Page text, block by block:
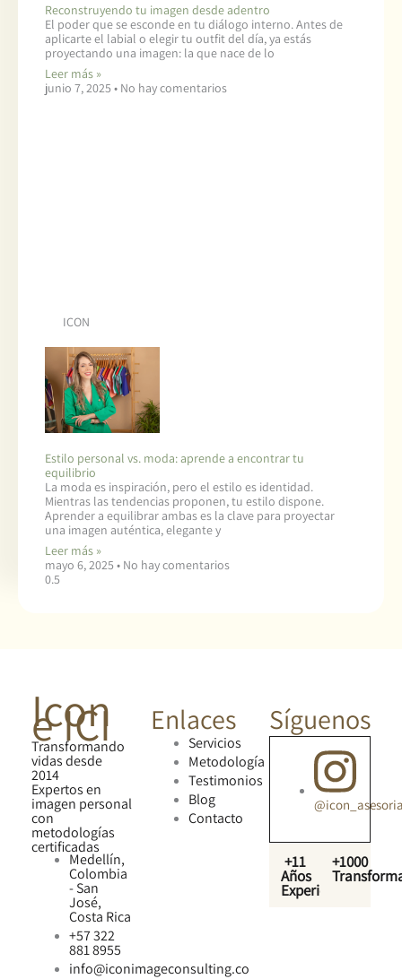
Reconstruyendo tu imagen desde adentro
El poder que se esconde en tu diálogo interno. Antes de
aplicarte el labial o elegir tu outfit del día, ya estás
proyectando una imagen: la que nace de lo
Leer más »
junio 7, 2025
No hay comentarios
ICON
Estilo personal vs. moda: aprende a encontrar tu
equilibrio
La moda es inspiración, pero el estilo es identidad.
Mientras las tendencias proponen, tu estilo dispone.
Aprender a equilibrar ambas es la clave para proyectar
una imagen auténtica, elegante y
Leer más »
mayo 6, 2025
No hay comentarios
Icon
e ICI
Transformando
vidas desde
2014
Expertos en
imagen personal
con
metodologías
certificadas
Medellín,
Colombia
- San
José,
Costa Rica
+57 322
881 8955
info@iconimageconsulting.co
Enlaces
Servicios
Metodología
Testimonios
Blog
Contacto
Síguenos
+11
Años
Experiencia
+1000